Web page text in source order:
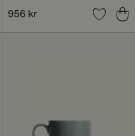
Pris :956 kr
956 kr